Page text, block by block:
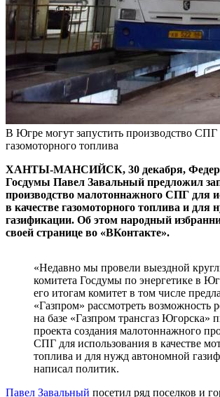
В Югре могут запустить производство СПГ
газомоторного топлива
ХАНТЫ-МАНСИЙСК, 30 декабря,
Госдумы Павел Завальный предложил
производство малотоннажного СПГ для
в качестве газомоторного топлива и для
газификации. Об этом народный
своей странице во «ВКонтакте».
«Недавно мы провели выездной
комитета Госдумы по энергетике в
его итогам комитет в том числе
«Газпром» рассмотреть возможность
на базе «Газпром трансгаз Югорска»
проекта создания малотоннажного
СПГ для использования в качестве
топлива и для нужд автономной
написал политик.
Павел Завальный посетил ряд поселков и